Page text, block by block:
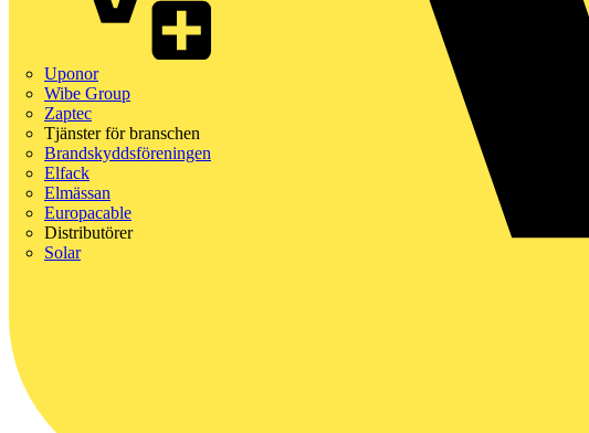
Uponor
Wibe Group
Zaptec
Tjänster för branschen
Brandskyddsföreningen
Elfack
Elmässan
Europacable
Distributörer
Solar